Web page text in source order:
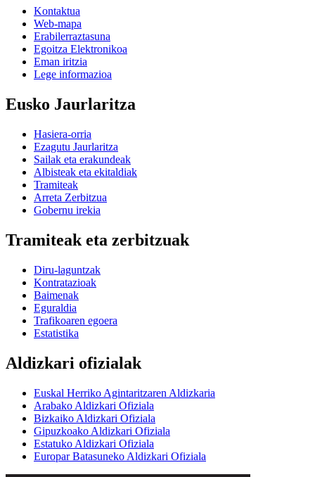
Kontaktua
Web-mapa
Erabilerraztasuna
Egoitza Elektronikoa
Eman iritzia
Lege informazioa
Eusko Jaurlaritza
Hasiera-orria
Ezagutu Jaurlaritza
Sailak eta erakundeak
Albisteak eta ekitaldiak
Tramiteak
Arreta Zerbitzua
Gobernu irekia
Tramiteak eta zerbitzuak
Diru-laguntzak
Kontratazioak
Baimenak
Eguraldia
Trafikoaren egoera
Estatistika
Aldizkari ofizialak
Euskal Herriko Agintaritzaren Aldizkaria
Arabako Aldizkari Ofiziala
Bizkaiko Aldizkari Ofiziala
Gipuzkoako Aldizkari Ofiziala
Estatuko Aldizkari Ofiziala
Europar Batasuneko Aldizkari Ofiziala